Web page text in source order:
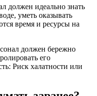
должен идеально знать
уметь оказывать
время и ресурсы на
должен бережно
его
Риск халатности или